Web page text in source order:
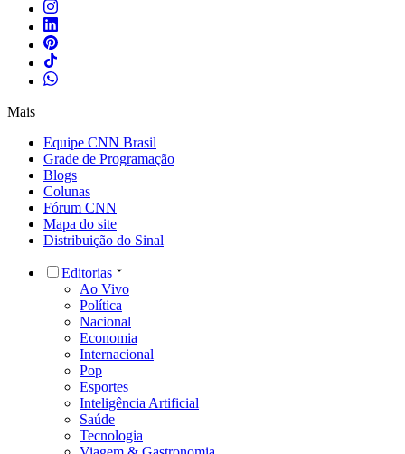
Mais
Equipe CNN Brasil
Grade de Programação
Blogs
Colunas
Fórum CNN
Mapa do site
Distribuição do Sinal
Editorias
Ao Vivo
Política
Nacional
Economia
Internacional
Pop
Esportes
Inteligência Artificial
Saúde
Tecnologia